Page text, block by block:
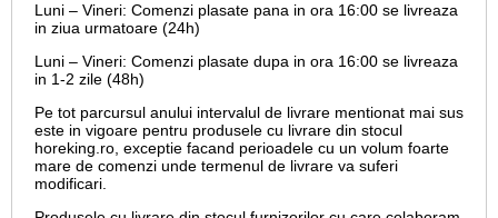
Luni – Vineri: Comenzi plasate pana in ora 16:00 se livreaza
in ziua urmatoare (24h)
Luni – Vineri: Comenzi plasate dupa in ora 16:00 se livreaza
in 1-2 zile (48h)
Pe tot parcursul anului intervalul de livrare mentionat mai sus
este in vigoare pentru produsele cu livrare din stocul
horeking.ro, exceptie facand perioadele cu un volum foarte
mare de comenzi unde termenul de livrare va suferi
modificari.